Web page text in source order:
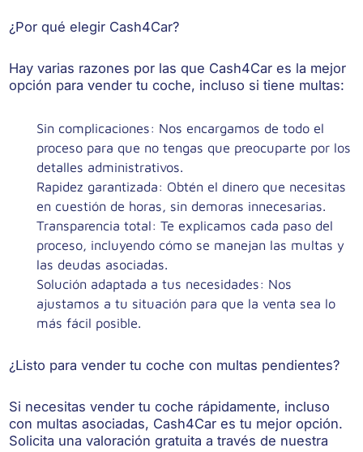
¿Por qué elegir Cash4Car?
Hay varias razones por las que Cash4Car es la mejor
opción para vender tu coche, incluso si tiene multas:
Sin complicaciones: Nos encargamos de todo el
proceso para que no tengas que preocuparte por los
detalles administrativos.
Rapidez garantizada: Obtén el dinero que necesitas
en cuestión de horas, sin demoras innecesarias.
Transparencia total: Te explicamos cada paso del
proceso, incluyendo cómo se manejan las multas y
las deudas asociadas.
Solución adaptada a tus necesidades: Nos
ajustamos a tu situación para que la venta sea lo
más fácil posible.
¿Listo para vender tu coche con multas pendientes?
Si necesitas vender tu coche rápidamente, incluso
con multas asociadas, Cash4Car es tu mejor opción.
Solicita una valoración gratuita a través de nuestra